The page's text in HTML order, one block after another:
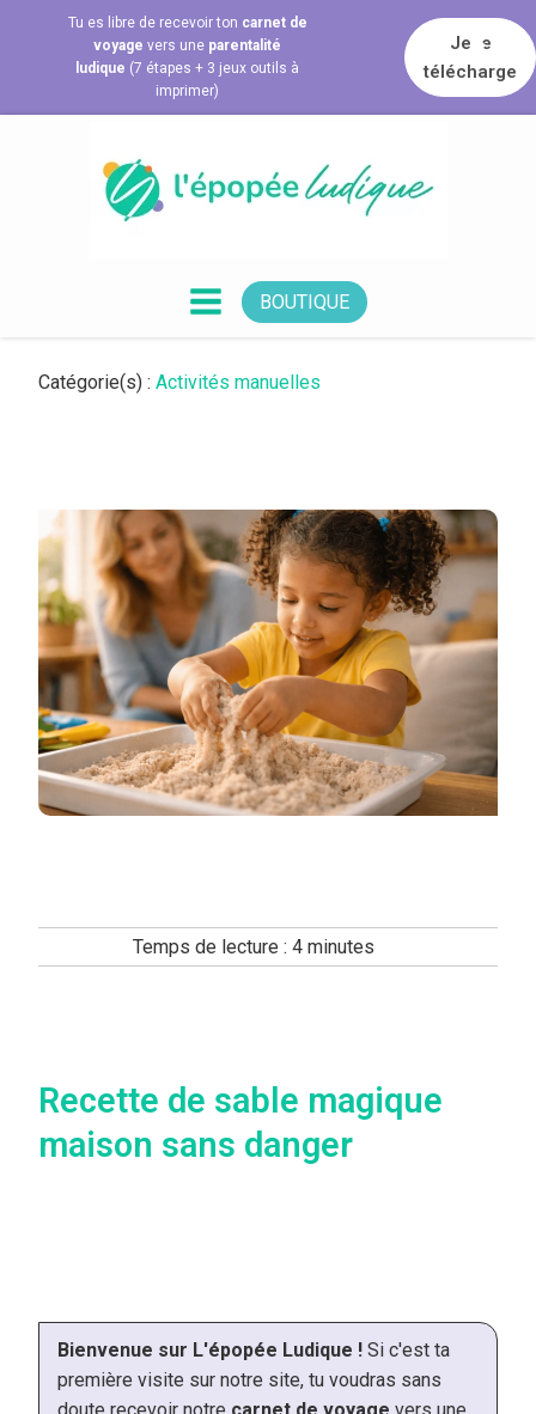
Tu es libre de recevoir ton carnet de
voyage vers une parentalité
ludique (7 étapes + 3 jeux outils à
imprimer)
Je le
télécharge
BOUTIQUE
Catégorie(s) : Activités manuelles
Temps de lecture : 4 minutes
Recette de sable magique
maison sans danger
Bienvenue sur L'épopée Ludique ! Si c'est ta
première visite sur notre site, tu voudras sans